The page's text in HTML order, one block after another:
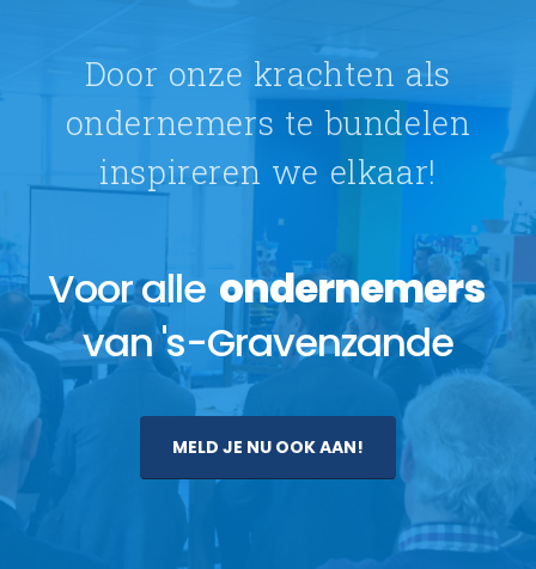
Door onze krachten als
ondernemers te bundelen
inspireren we elkaar!
Voor alle ondernemers
van 's-Gravenzande
MELD JE NU OOK AAN!